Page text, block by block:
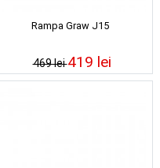
Rampa Graw J15
469 lei419 lei